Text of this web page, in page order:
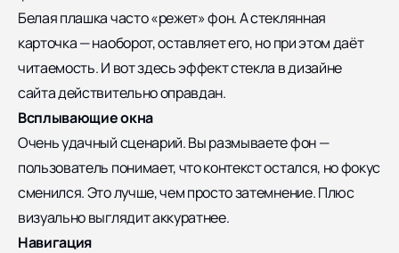
Белая плашка часто «режет» фон. А стеклянная
карточка — наоборот, оставляет его, но при этом даёт
читаемость. И вот здесь эффект стекла в дизайне
сайта действительно оправдан.
Всплывающие окна
Очень удачный сценарий. Вы размываете фон —
пользователь понимает, что контекст остался, но фокус
сменился. Это лучше, чем просто затемнение. Плюс
визуально выглядит аккуратнее.
Навигация